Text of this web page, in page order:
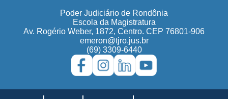
Poder Judiciário de Rondônia
Escola da Magistratura
Av. Rogério Weber, 1872, Centro. CEP 76801-906
emeron@tjro.jus.br
(69) 3309-6440